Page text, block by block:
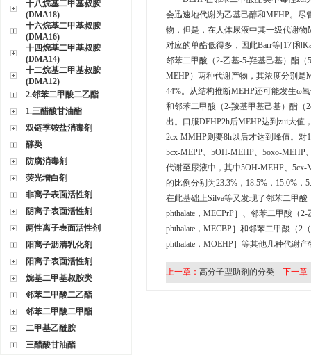
十八烷基二甲基叔胺
(DMA18)
十六烷基二甲基叔胺
(DMA16)
十四烷基二甲基叔胺
(DMA14)
十二烷基二甲基叔胺
(DMA12)
2.邻苯二甲酸二乙酯
1.三醋酸甘油酯
双链季铵盐消毒剂
醇类
防腐消毒剂
荧光增白剂
非离子表面活性剂
阴离子表面活性剂
两性离子表面活性剂
阳离子沥清乳化剂
阳离子表面活性剂
烷基二甲基叔胺类
邻苯二甲酸二乙酯
邻苯二甲酸二甲酯
二甲基乙酰胺
三醋酸甘油酯
会迅速地代谢为乙基己醇和MEHP。尽
物，但是，在人体尿液中其一级代谢
对应的单酯低得多，因此Barr等[17]和
邻苯二甲酸（2-乙基-5-羟基己基）酯
MEHP）两种代谢产物，其浓度分别是
44%。从结构推断MEHP还可能发生ω
和邻苯二甲酸（2-羧基甲基己基）酯
出。口服DEHP2h后MEHP达到zui大值
2cx-MMHP则要8h以后才达到峰值。
5cx-MEPP、5OH-MEHP、5oxo-
代谢至尿液中，其中5OH-MEHP、
的比例分别为23.3%，18.5%，15.0%
在此基础上Silva等又发现了邻苯二甲酸
phthalate，MECPrP］、邻苯二甲酸（
phthalate，MECBP］和邻苯二甲酸（2
phthalate，MOEHP］等其他几种代谢产
上一章： 高分子型助剂的分类 下一章